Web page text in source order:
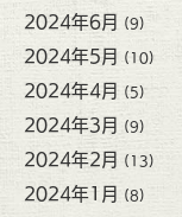
2024年6月 (9)
2024年5月 (10)
2024年4月 (5)
2024年3月 (9)
2024年2月 (13)
2024年1月 (8)